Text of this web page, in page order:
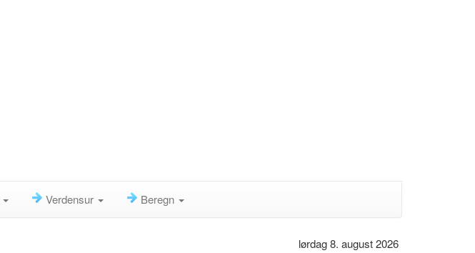
Verdensur Beregn
lørdag 8. august 2026